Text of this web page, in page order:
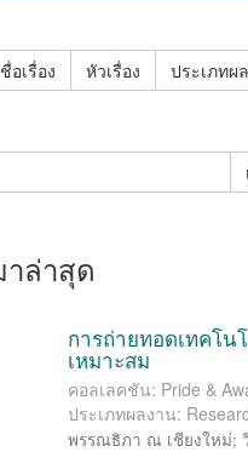
ชื่อเรื่อง หัวเรื่อง ประเภทผ
าล่าสุด
การถ่ายทอดเทคโน
เหมาะสม
คอลเลคชัน: Pride &
ประเภทผลงาน:
พรรณธิภา ณ เชียงใหม่;